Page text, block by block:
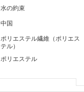
水の約束
中国
ポリエステル繊維（ポリエス
テル）
ポリエステル